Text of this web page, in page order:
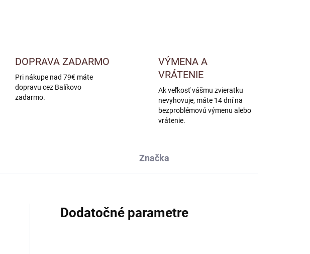
DOPRAVA ZADARMO
Pri nákupe nad 79€ máte
dopravu cez Balíkovo
zadarmo.
VÝMENA A
VRÁTENIE
Ak veľkosť vášmu zvieratku
nevyhovuje, máte 14 dní na
bezproblémovú výmenu alebo
vrátenie.
Značka
Dodatočné parametre